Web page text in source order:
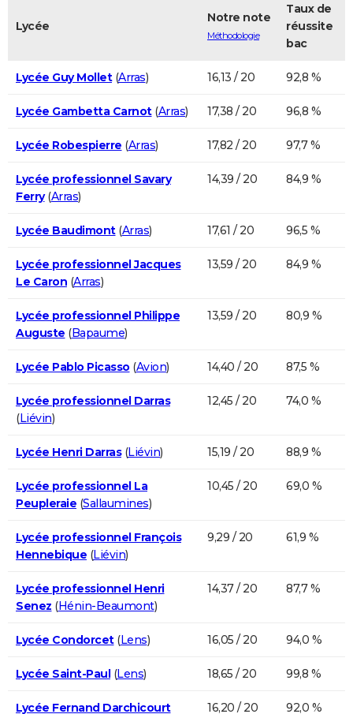
Lycée
Notre note
Méthodologie
Taux de
réussite
bac
Lycée Guy Mollet(Arras) 16,13 / 20 92,8 %
Lycée Gambetta Carnot(Arras) 17,38 / 20 96,8 %
Lycée Robespierre (Arras) 17,82 / 20 97,7 %
Lycée professionnel Savary
Ferry(Arras)
14,39 / 20 84,9 %
Lycée Baudimont(Arras) 17,61 / 20 96,5 %
Lycée professionnel Jacques
Le Caron (Arras)
13,59 / 20 84,9 %
Lycée professionnel Philippe
Auguste (Bapaume)
13,59 / 20 80,9 %
Lycée Pablo Picasso (Avion) 14,40 / 20 87,5 %
Lycée professionnel Darras
(Liévin)
12,45 / 20 74,0 %
Lycée Henri Darras(Liévin) 15,19 / 20 88,9 %
Lycée professionnel La
Peupleraie (Sallaumines)
10,45 / 20 69,0 %
Lycée professionnel François
Hennebique (Liévin)
9,29 / 20 61,9 %
Lycée professionnel Henri
Senez (Hénin-Beaumont)
14,37 / 20 87,7 %
Lycée Condorcet(Lens) 16,05 / 20 94,0 %
Lycée Saint-Paul(Lens) 18,65 / 20 99,8 %
Lycée Fernand Darchicourt 16,20 / 20 92,0 %